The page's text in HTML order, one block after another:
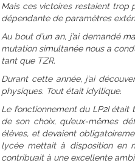
Mais ces victoires restaient trop
dépendante de paramètres
Au bout d’un an, j’ai demandé
mutation simultanée nous a
tant que TZR.
Durant cette année, j’ai
physiques. Tout était idyllique.
Le fonctionnement du LP2I était
de son choix, qu’eux-mêmes
élèves, et devaient
lycée mettait à disposition en
contribuait à une excellente